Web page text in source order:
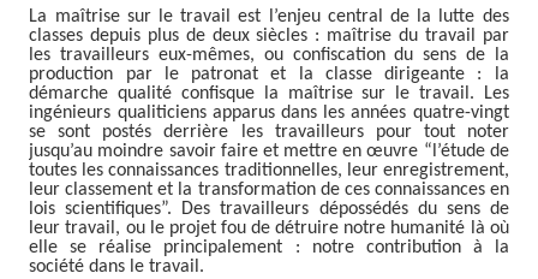
La maîtrise sur le travail est l’enjeu central de la lutte des
classes depuis plus de deux siècles : maîtrise du travail par
les travailleurs eux-mêmes, ou confiscation du sens de la
production par le patronat et la classe dirigeante : la
démarche qualité confisque la maîtrise sur le travail. Les
ingénieurs qualiticiens apparus dans les années quatre-vingt
se sont postés derrière les travailleurs pour tout noter
jusqu’au moindre savoir faire et mettre en œuvre “l’étude de
toutes les connaissances traditionnelles, leur enregistrement,
leur classement et la transformation de ces connaissances en
lois scientifiques”. Des travailleurs dépossédés du sens de
leur travail, ou le projet fou de détruire notre humanité là où
elle se réalise principalement : notre contribution à la
société dans le travail.